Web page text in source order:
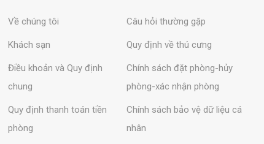
Về chúng tôi Câu hỏi thường gặp
Khách sạn Quy định về thú cưng
Điều khoản và Quy định
chung
Chính sách đặt phòng-hủy
phòng-xác nhận phòng
Quy định thanh toán tiền
phòng
Chính sách bảo vệ dữ liệu cá
nhân